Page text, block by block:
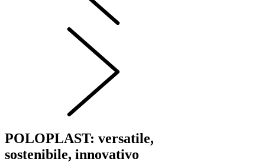
POLOPLAST: versatile,
sostenibile, innovativo